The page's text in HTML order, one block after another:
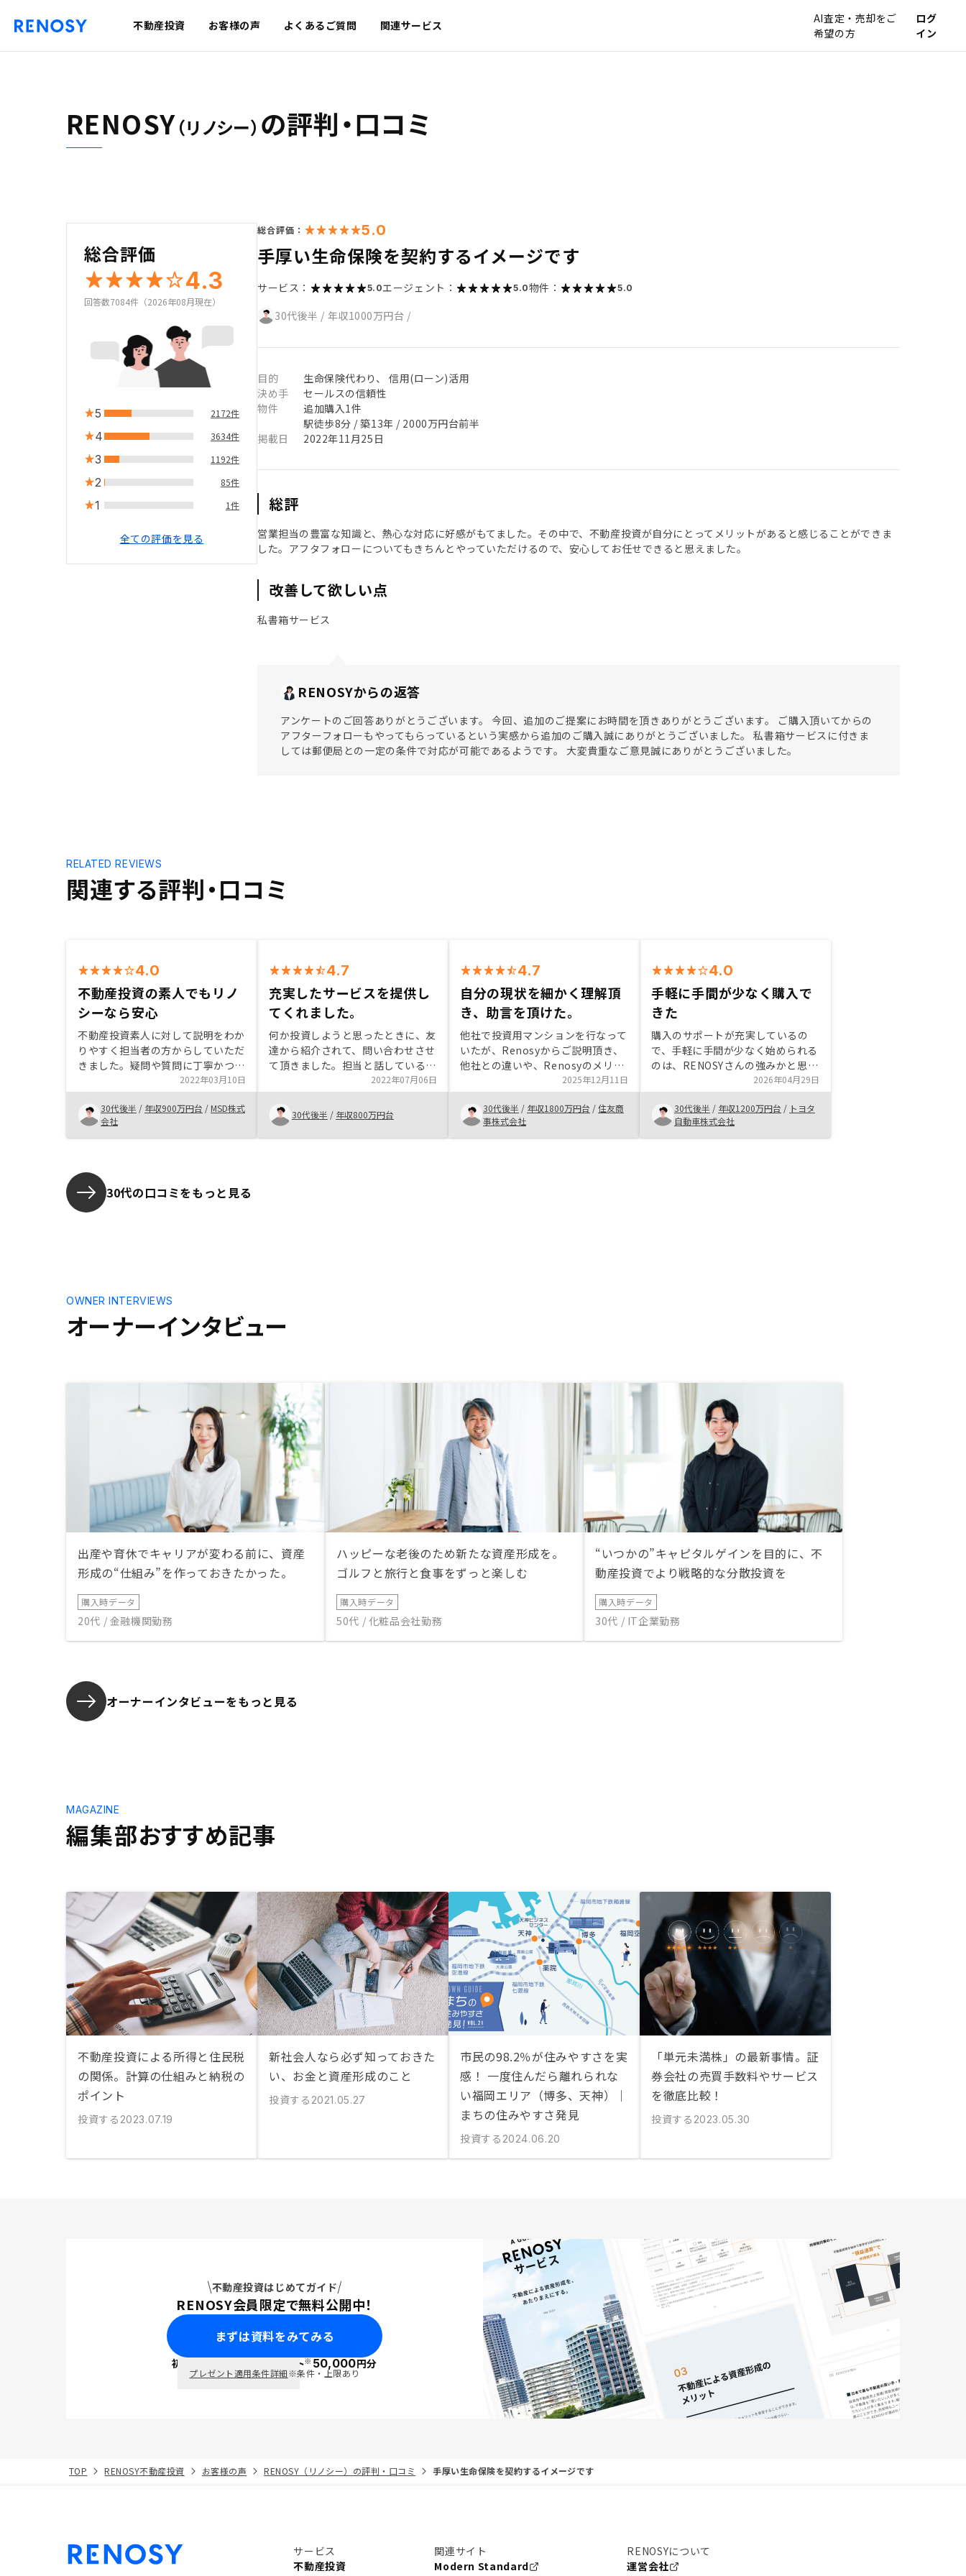
不動産投資 お客様の声 よくあるご質問 関連サービス
AI査定・売却をご
希望の方
ログ
イン
RENOSY（リノシー） の評判・口コミ
総合評価
4.3
回答数7084件（2026年08月現在）
5 2172件
4 3634件
3 1192件
2 85件
1 1件
全ての評価を見る
総合評価： 5.0
手厚い生命保険を契約するイメージです
サービス： 5.0エージェント： 5.0物件： 5.0
30代後半 / 年収1000万円台 /
目的
生命保険代わり、 信用(ローン)活用
決め手
セールスの信頼性
物件
追加購入1件
駅徒歩8分 / 築13年 / 2000万円台前半
掲載日
2022年11月25日
総評
営業担当の豊富な知識と、熱心な対応に好感がもてました。その中で、不動産投資が自分にとってメリットがあると感じることができま
した。アフタフォローについてもきちんとやっていただけるので、安心してお任せできると思えました。
改善して欲しい点
私書箱サービス
RENOSYからの返答
アンケートのご回答ありがとうございます。 今回、追加のご提案にお時間を頂きありがとうございます。 ご購入頂いてからの
アフターフォローもやってもらっているという実感から追加のご購入誠にありがとうございました。 私書箱サービスに付きま
しては郵便局との一定の条件で対応が可能であるようです。 大変貴重なご意見誠にありがとうございました。
関連する評判・口コミ
RELATED REVIEWS
4.0
不動産投資の素人でもリノ
シーなら安心
不動産投資素人に対して説明をわか
りやすく担当者の方からしていただ
きました。疑問や質問に丁寧かつす
ぐに回答いただけたので、信頼でき
るとかんじました。マスタープラン
のサポート内容によって、安心して
投資を始める事ができました。
2022年03月10日
30代後半 / 年収900万円台 /MSD株式
会社
4.7
充実したサービスを提供し
てくれました。
何か投資しようと思ったときに、友
達から紹介されて、問い合わせさせ
て頂きました。担当と話している
間、投資に関する流れがよく分かっ
たので、リスクの不安が解消されま
した。物件の紹介から購入までの対
応が良かったので、おすすめしま
す。
2022年07月06日
30代後半 / 年収800万円台
4.7
自分の現状を細かく理解頂
き、助言を頂けた。
他社で投資用マンションを行なって
いたが、Renosyからご説明頂き、
他社との違いや、Renosyのメリッ
トが明らかになり、満足感を持って
購入を決断することができました。
保有していた物件の売却をサポート
頂けたことも購入の大きな後押しと
なりました。
2025年12月11日
30代後半 / 年収1800万円台 /住友商
事株式会社
4.0
手軽に手間が少なく購入で
きた
購入のサポートが充実しているの
で、手軽に手間が少なく始められる
のは、RENOSYさんの強みかと思い
ました。また、紹介される物件の立
地や物件設備が良く、フルローンで
基本的に進められるところも良いと
感じました。時間をかけずに不動産
投資をされたい方に向いていると改
2026年04月29日
30代後半 / 年収1200万円台 / トヨタ
自動車株式会社
30代の口コミをもっと見る
オーナーインタビュー
OWNER INTERVIEWS
出産や育休でキャリアが変わる前に、資産
形成の“仕組み”を作っておきたかった。
購入時データ
20代 / 金融機関勤務
ハッピーな老後のため新たな資産形成を。
ゴルフと旅行と食事をずっと楽しむ
購入時データ
50代 / 化粧品会社勤務
“いつかの”キャピタルゲインを目的に、不
動産投資でより戦略的な分散投資を
購入時データ
30代 / IT企業勤務
オーナーインタビューをもっと見る
編集部おすすめ記事
MAGAZINE
不動産投資による所得と住民税
の関係。計算の仕組みと納税の
ポイント
投資する 2023.07.19
新社会人なら必ず知っておきた
い、お金と資産形成のこと
投資する 2021.05.27
市民の98.2％が住みやすさを実
感！ 一度住んだら離れられな
い福岡エリア（博多、天神）｜
まちの住みやすさ発見
投資する 2024.06.20
「単元未満株」の最新事情。証
券会社の売買手数料やサービス
を徹底比較！
投資する 2023.05.30
不動産投資はじめてガイド
RENOSY会員限定で無料公開中！
まずは資料をみてみる
初回面談で ポイント※50,000円分
プレゼント適用条件詳細※条件・上限あり
TOP RENOSY不動産投資 お客様の声 RENOSY（リノシー）の評判・口コミ 手厚い生命保険を契約するイメージです
サービス
不動産投資
関連サイト
Modern Standard
RENOSYについて
運営会社